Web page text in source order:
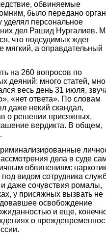
обвиняемые
было передано
персональное
дел Рашид Нургалиев.
что подсудимых ждет
мягкий, а оправдательный
на 260 вопросов по
деяний: много статей,
весь день 31 июля,
«нет ответа». По словам
даже некий скандал,
о решении присяжных,
вердикта. В общем,
дела в суде
обвинениям:
видом сотрудника
даже сочувствия ромалы,
у присяжных вызвать не
освобождение
и еще,
о